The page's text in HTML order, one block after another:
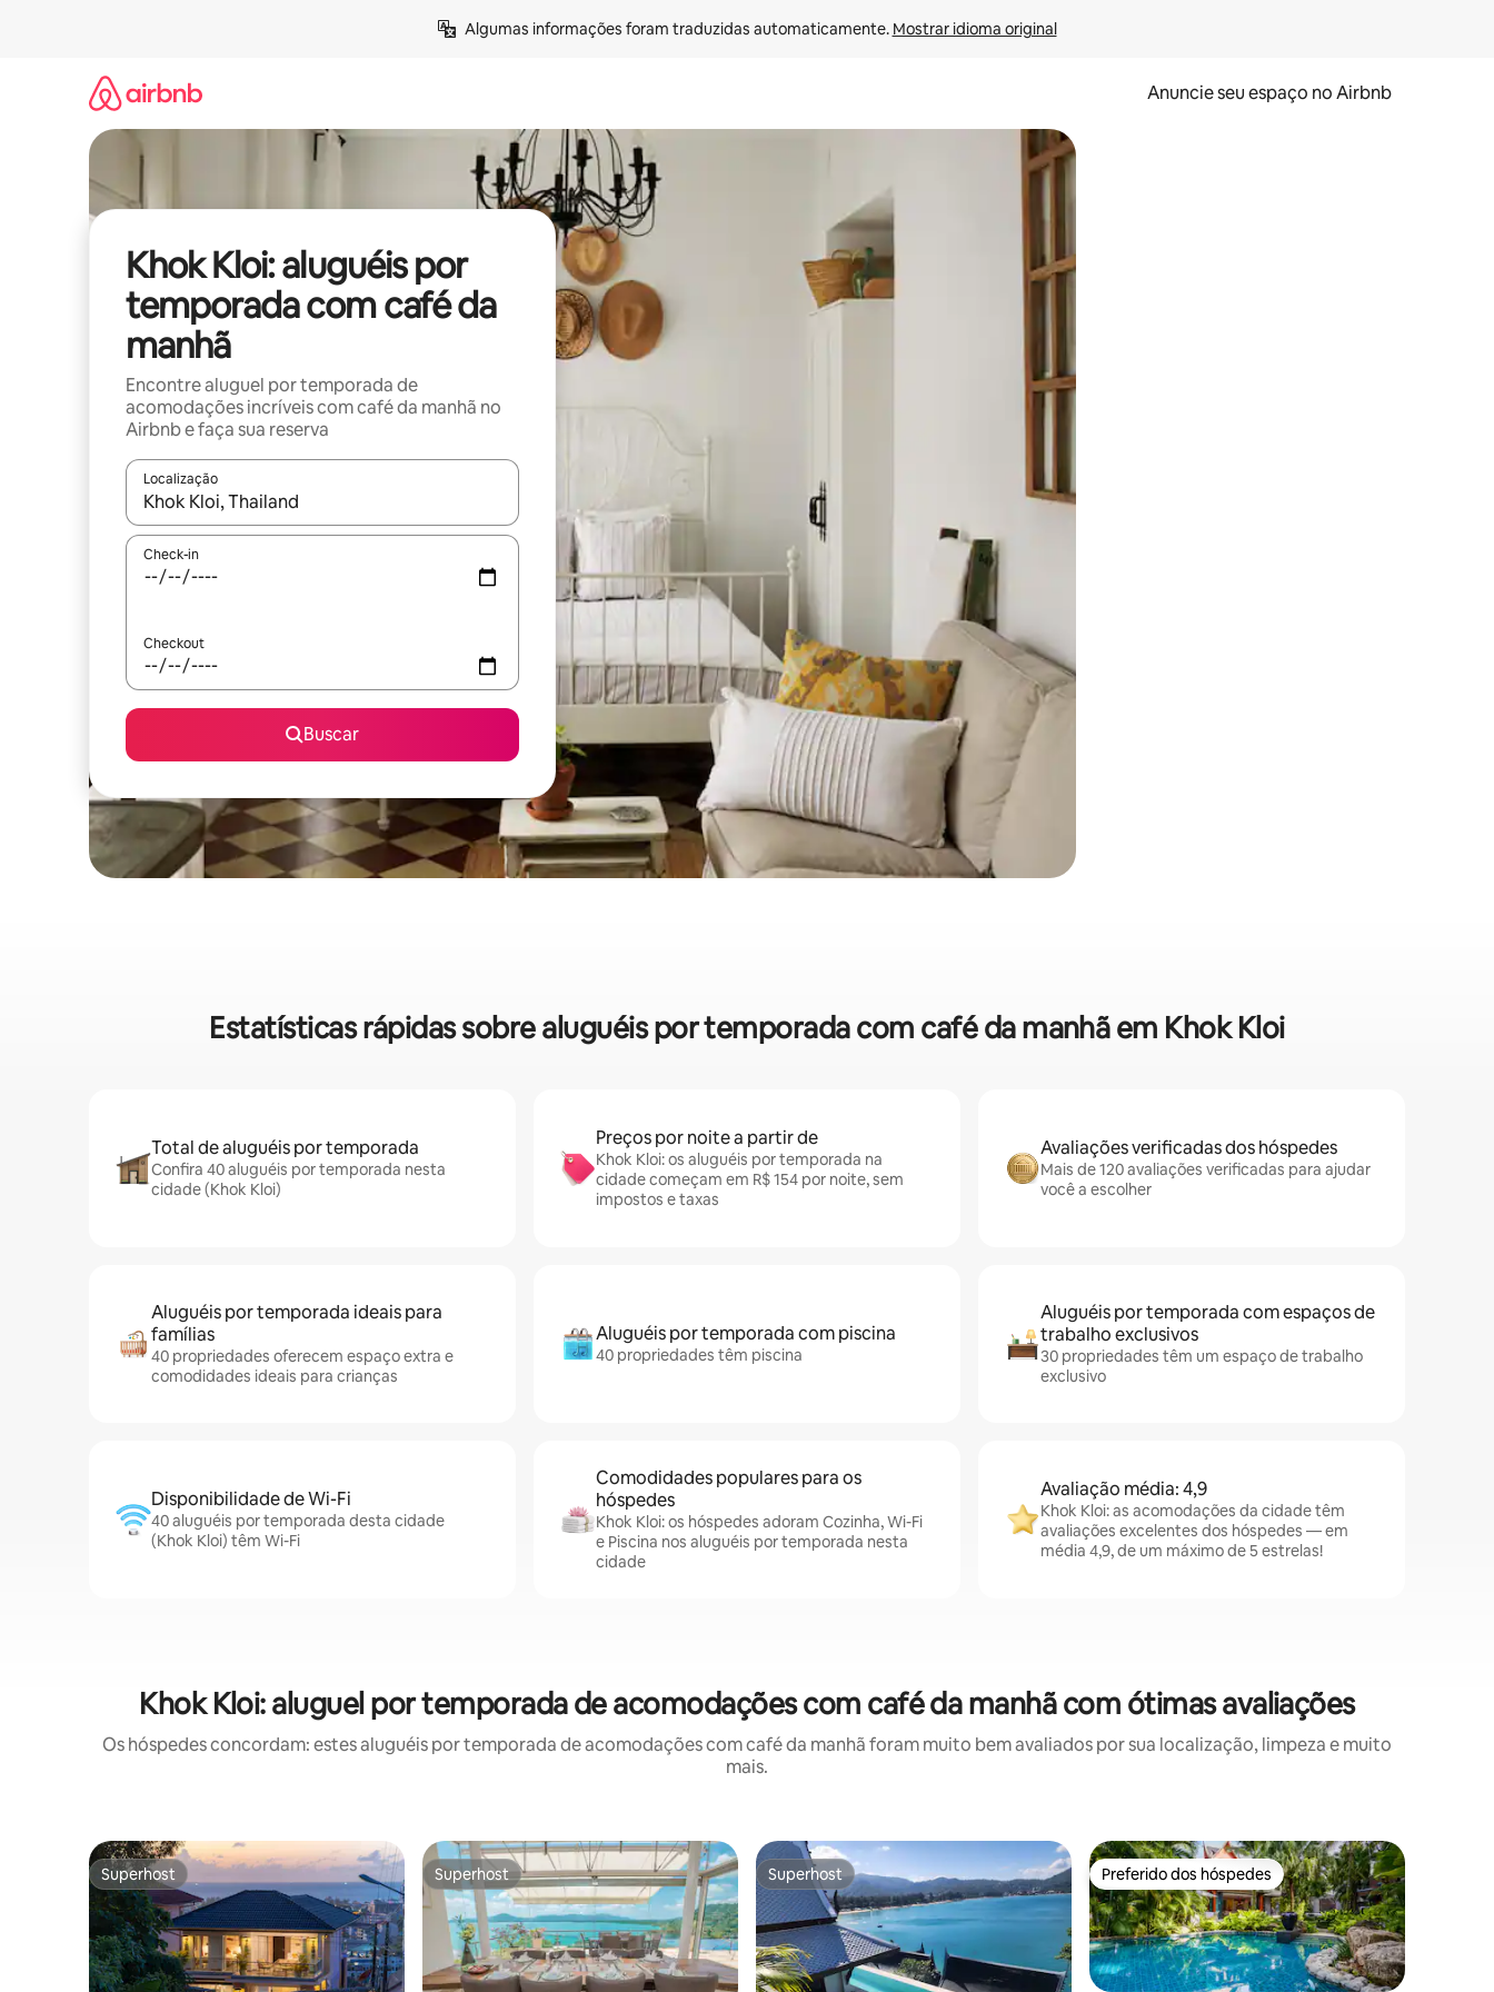
Algumas informações foram traduzidas automaticamente. Mostrar idioma original
Anuncie seu espaço no Airbnb
Khok Kloi: aluguéis por
temporada com café da
manhã
Encontre aluguel por temporada de
acomodações incríveis com café da manhã no
Airbnb e faça sua reserva
Localização
Quando os resultados estiverem disponíveis, explore-os usando as seta para cima e para baixo do teclado ou tocando e deslizando o dedo na tela.
Check-in
Checkout
Buscar
Estatísticas rápidas sobre aluguéis por temporada com café da manhã em Khok Kloi
Total de aluguéis por temporada
Confira 40 aluguéis por temporada nesta
cidade (Khok Kloi)
Preços por noite a partir de
Khok Kloi: os aluguéis por temporada na
cidade começam em R$ 154 por noite, sem
impostos e taxas
Avaliações verificadas dos hóspedes
Mais de 120 avaliações verificadas para ajudar
você a escolher
Aluguéis por temporada ideais para
famílias
40 propriedades oferecem espaço extra e
comodidades ideais para crianças
Aluguéis por temporada com piscina
40 propriedades têm piscina
Aluguéis por temporada com espaços de
trabalho exclusivos
30 propriedades têm um espaço de trabalho
exclusivo
Disponibilidade de Wi-Fi
40 aluguéis por temporada desta cidade
(Khok Kloi) têm Wi-Fi
Comodidades populares para os
hóspedes
Khok Kloi: os hóspedes adoram Cozinha, Wi-Fi
e Piscina nos aluguéis por temporada nesta
cidade
Avaliação média: 4,9
Khok Kloi: as acomodações da cidade têm
avaliações excelentes dos hóspedes — em
média 4,9, de um máximo de 5 estrelas!
Khok Kloi: aluguel por temporada de acomodações com café da manhã com ótimas avaliações
Os hóspedes concordam: estes aluguéis por temporada de acomodações com café da manhã foram muito bem avaliados por sua localização, limpeza e muito
mais.
Superhost
Superhost Superhost
Superhost Superhost
Superhost Preferido dos hóspedes
Preferido dos hóspedes